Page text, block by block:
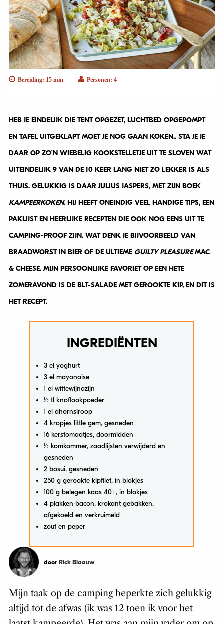
Bereiding: 15 min Personen: 4
HEB JE EINDELIJK DIE TENT OPGEZET, LUCHTBED OPGEPOMPT
EN TAFEL UITGEKLAPT MOET JE NOG GAAN KOKEN.. STA JE JE
DAAR OP ZO’N WIEBELIG KOOKSTELLETJE UIT TE SLOVEN WAT
UITEINDELIJK 9 VAN DE 10 KEER LANG NIET ZO LEKKER IS ALS
THUIS. GELUKKIG IS DAAR JULIUS JASPERS, MET ZIJN BOEK
KAMPEERKOKEN. HIJ HEEFT ONEINDIG VEEL HANDIGE TIPS, EEN
PAKLIJST EN HEERLIJKE RECEPTEN DIE OOK NOG EENS UIT TE
CAMPING-PROOF ZIJN. WAT DENK JE BIJVOORBEELD VAN
BRAADWORST IN BIER OF DE ULTIEME GUILTY PLEASUREMAC
& CHEESE. MIJN PERSOONLIJKE FAVORIET OP EEN HETE
ZOMERAVOND IS DE BLT-SALADE MET GEROOKTE KIP, EN DIT IS
HET RECEPT.
INGREDIËNTEN
3 el yoghurt
3 el mayonaise
1 el wittewijnazijn
1⁄2 tl knoflookpoeder
1 el ahornsiroop
4 kropjes little gem, gesneden
16 kerstomaatjes, doormidden
1⁄2 komkommer, zaadlijsten verwijderd en
gesneden
2 bosui, gesneden
250 g gerookte kipfilet, in blokjes
100 g belegen kaas 40+, in blokjes
4 plakken bacon, krokant gebakken,
afgekoeld en verkruimeld
zout en peper
door Rick Blaauw
Mijn taak op de camping beperkte zich gelukkig
altijd tot de afwas (ik was 12 toen ik voor het